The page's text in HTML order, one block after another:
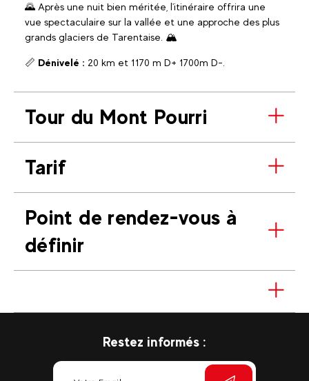
🌄 Après une nuit bien méritée, l'itinéraire offrira une
vue spectaculaire sur la vallée et une approche des plus
grands glaciers de Tarentaise. 🏔️
📏 Dénivelé : 20 km et 1170 m D+ 1700m D-.
Tour du Mont Pourri
Tarif
Point de rendez-vous à
définir
Restez informés :